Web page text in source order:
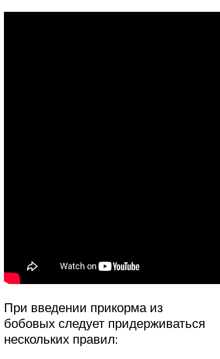
При введении прикорма из
бобовых следует придерживаться
нескольких правил: